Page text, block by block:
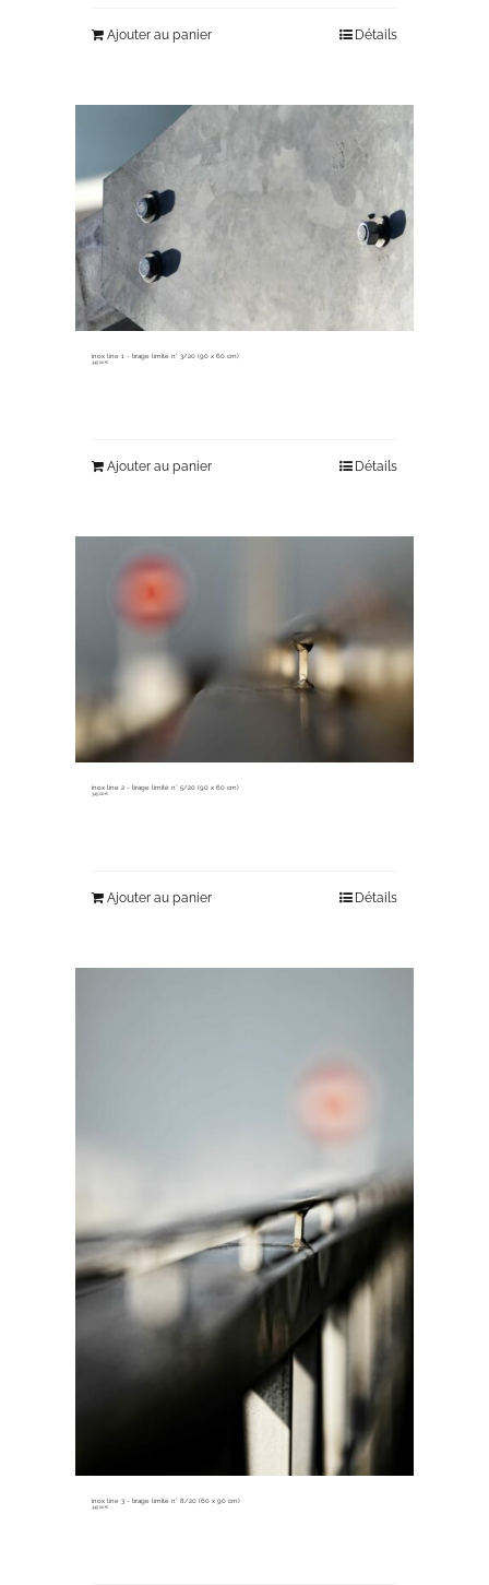
Ajouter au panier Détails
inox line 1 ~ tirage limité n° 3/20 (90 x 60 cm)
345,00€
Ajouter au panier Détails
inox line 2 ~ tirage limité n° 5/20 (90 x 60 cm)
345,00€
Ajouter au panier Détails
inox line 3 ~ tirage limité n° 8/20 (60 x 90 cm)
345,00€